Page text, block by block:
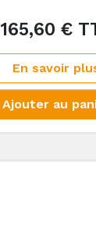
165,60 €
En savoir
Ajouter au